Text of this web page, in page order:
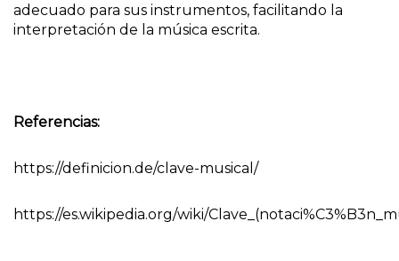
adecuado para sus instrumentos, facilitando la
interpretación de la música escrita.
Referencias:
https://definicion.de/clave-musical/
https://es.wikipedia.org/wiki/